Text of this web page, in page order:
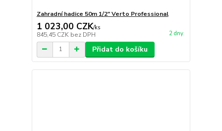
Zahradní hadice 50m 1/2" Verto Professional
1 023,00 CZK/ks
845,45 CZK bez DPH 2 dny
Přidat do košíku